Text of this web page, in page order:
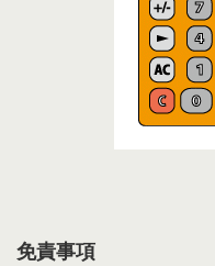
免責事項